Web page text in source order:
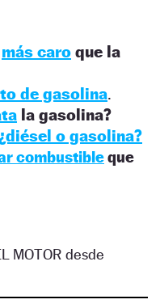
más caro que la
de gasolina.
la gasolina?
o gasolina?
combustibleque
MOTOR desde